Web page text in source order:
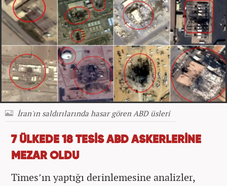
İran'ın saldırılarında hasar gören ABD üsleri
7 ÜLKEDE 18 TESİS ABD ASKERLERİNE
MEZAR OLDU
Times’ın yaptığı derinlemesine analizler,